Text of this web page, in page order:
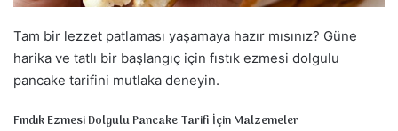
n
d
e
r
e
Tam bir lezzet patlaması yaşamaya hazır mısınız? Güne
harika ve tatlı bir başlangıç için fıstık ezmesi dolgulu
pancake tarifini mutlaka deneyin.
Fındık Ezmesi Dolgulu Pancake Tarifi İçin Malzemeler